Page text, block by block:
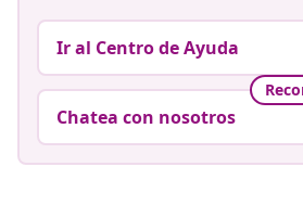
Ir al Centro de Ayuda
Chatea con nosotros